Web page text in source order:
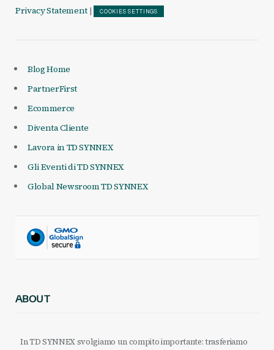
Privacy Statement | COOKIES SETTINGS
Blog Home
PartnerFirst
Ecommerce
Diventa Cliente
Lavora in TD SYNNEX
Gli Eventi di TD SYNNEX
Global Newsroom TD SYNNEX
ABOUT
In TD SYNNEX svolgiamo un compito importante: trasferiamo